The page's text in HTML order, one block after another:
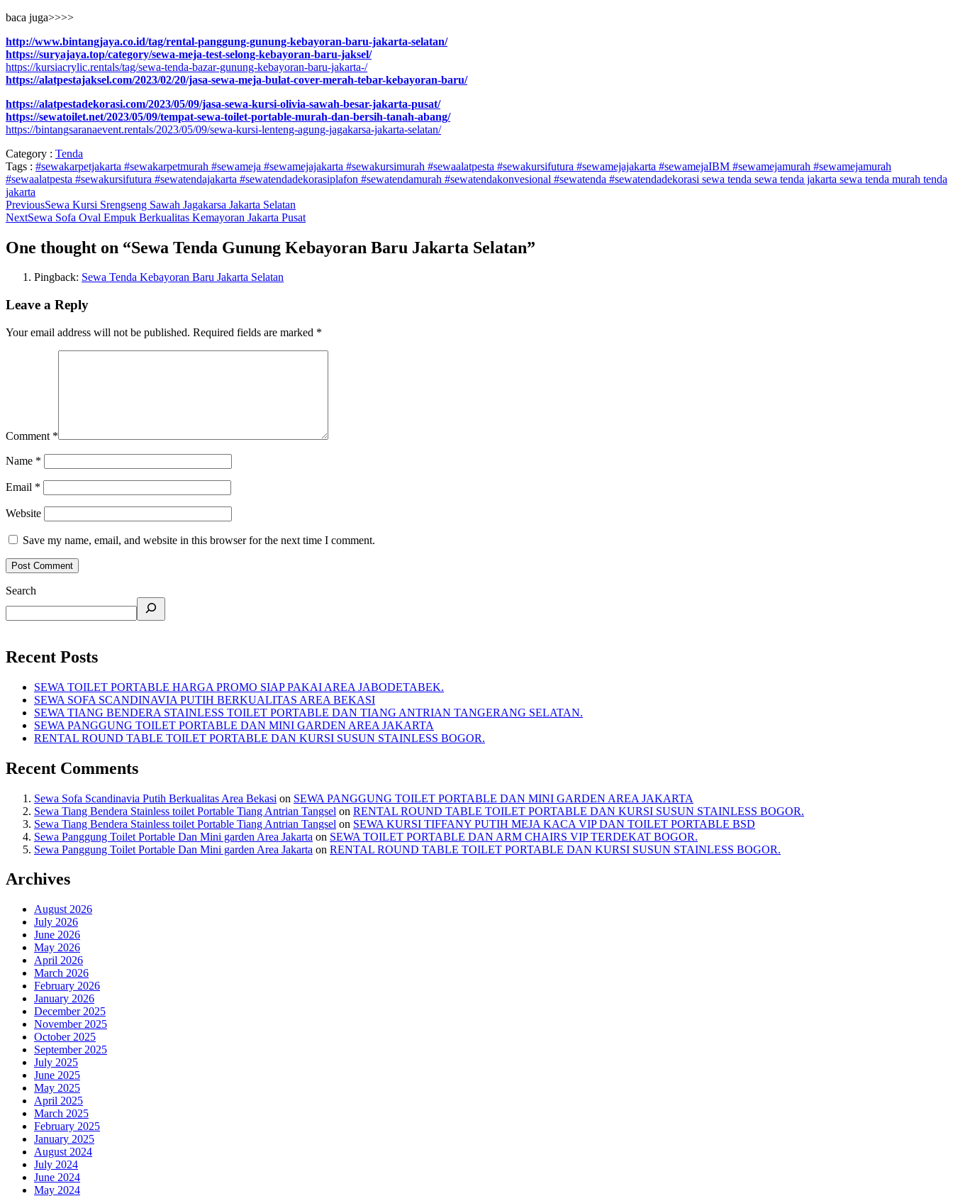
baca juga>>>>
http://www.bintangjaya.co.id/tag/rental-panggung-gunung-kebayoran-baru-jakarta-selatan/
https://suryajaya.top/category/sewa-meja-test-selong-kebayoran-baru-jaksel/
https://kursiacrylic.rentals/tag/sewa-tenda-bazar-gunung-kebayoran-baru-jakarta-/
https://alatpestajaksel.com/2023/02/20/jasa-sewa-meja-bulat-cover-merah-tebar-kebayoran-baru/
https://alatpestadekorasi.com/2023/05/09/jasa-sewa-kursi-olivia-sawah-besar-jakarta-pusat/
https://sewatoilet.net/2023/05/09/tempat-sewa-toilet-portable-murah-dan-bersih-tanah-abang/
https://bintangsaranaevent.rentals/2023/05/09/sewa-kursi-lenteng-agung-jagakarsa-jakarta-selatan/
Category : Tenda
Tags : #sewakarpetjakarta #sewakarpetmurah #sewameja #sewamejajakarta #sewakursimurah #sewaalatpesta #sewakursifutura #sewamejajakarta #sewamejaIBM #sewamejamurah #sewamejamurah
#sewaalatpesta #sewakursifutura #sewatendajakarta #sewatendadekorasiplafon #sewatendamurah #sewatendakonvesional #sewatenda #sewatendadekorasi sewa tenda sewa tenda jakarta sewa tenda murah tenda
jakarta
PreviousSewa Kursi Srengseng Sawah Jagakarsa Jakarta Selatan
NextSewa Sofa Oval Empuk Berkualitas Kemayoran Jakarta Pusat
One thought on “Sewa Tenda Gunung Kebayoran Baru Jakarta Selatan”
Pingback: Sewa Tenda Kebayoran Baru Jakarta Selatan
Leave a Reply
Your email address will not be published. Required fields are marked *
Comment *
Name *
Email *
Website
Save my name, email, and website in this browser for the next time I comment.
Search
Recent Posts
SEWA TOILET PORTABLE HARGA PROMO SIAP PAKAI AREA JABODETABEK.
SEWA SOFA SCANDINAVIA PUTIH BERKUALITAS AREA BEKASI
SEWA TIANG BENDERA STAINLESS TOILET PORTABLE DAN TIANG ANTRIAN TANGERANG SELATAN.
SEWA PANGGUNG TOILET PORTABLE DAN MINI GARDEN AREA JAKARTA
RENTAL ROUND TABLE TOILET PORTABLE DAN KURSI SUSUN STAINLESS BOGOR.
Recent Comments
Sewa Sofa Scandinavia Putih Berkualitas Area Bekasi on SEWA PANGGUNG TOILET PORTABLE DAN MINI GARDEN AREA JAKARTA
Sewa Tiang Bendera Stainless toilet Portable Tiang Antrian Tangsel on RENTAL ROUND TABLE TOILET PORTABLE DAN KURSI SUSUN STAINLESS BOGOR.
Sewa Tiang Bendera Stainless toilet Portable Tiang Antrian Tangsel on SEWA KURSI TIFFANY PUTIH MEJA KACA VIP DAN TOILET PORTABLE BSD
Sewa Panggung Toilet Portable Dan Mini garden Area Jakarta on SEWA TOILET PORTABLE DAN ARM CHAIRS VIP TERDEKAT BOGOR.
Sewa Panggung Toilet Portable Dan Mini garden Area Jakarta on RENTAL ROUND TABLE TOILET PORTABLE DAN KURSI SUSUN STAINLESS BOGOR.
Archives
August 2026
July 2026
June 2026
May 2026
April 2026
March 2026
February 2026
January 2026
December 2025
November 2025
October 2025
September 2025
July 2025
June 2025
May 2025
April 2025
March 2025
February 2025
January 2025
August 2024
July 2024
June 2024
May 2024